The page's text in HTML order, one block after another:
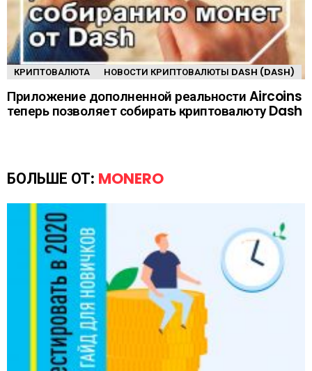
КРИПТОВАЛЮТА НОВОСТИ КРИПТОВАЛЮТЫ DASH (DASH)
Приложение дополненной реальности Aircoins
теперь позволяет собирать криптовалюту Dash
БОЛЬШЕ ОТ: MONERO